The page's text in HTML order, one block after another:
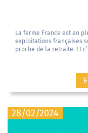
La ferme France est en
exploitations françaises
proche de la retraite. Et
28/02/2024